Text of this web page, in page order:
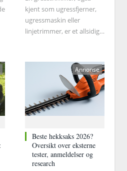
kjent som ugressfjerner,
ugressmaskin eller
linjetrimmer, er et allsidig
og ugress på vanskelig
steder, for eksempel rundt
trær, langs gjerder og i
nærheten av bygninger.
Beste hekksaks 2026?
Oversikt over eksterne
tester, anmeldelser og
research
Annonse